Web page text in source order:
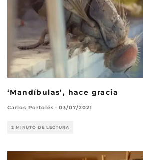
‘Mandíbulas’, hace gracia
Carlos Portolés · 03/07/2021
2 MINUTO DE LECTURA